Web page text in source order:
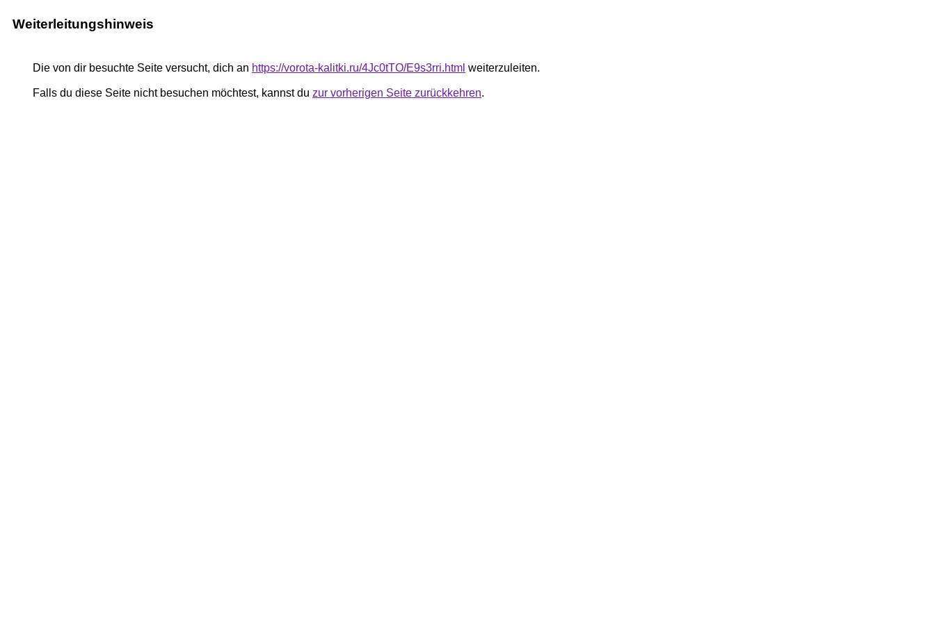
Weiterleitungshinweis
Die von dir besuchte Seite versucht, dich an https://vorota-kalitki.ru/4Jc0tTO/E9s3rri.html weiterzuleiten.
Falls du diese Seite nicht besuchen möchtest, kannst du zur vorherigen Seite zurückkehren.